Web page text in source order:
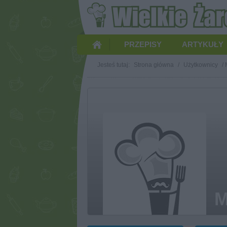
PRZEPISY ARTYKUŁY
Jesteś tutaj: Strona główna / Użytkownicy /